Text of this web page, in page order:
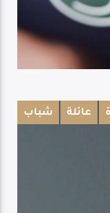
شباب عائلة